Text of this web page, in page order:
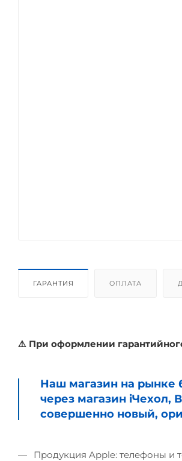
ГАРАНТИЯ ОПЛАТА
⚠️ При оформлении
Наш магазин на рынке
через магазин iЧехол,
совершенно новый,
Продукция Apple: телефоны и